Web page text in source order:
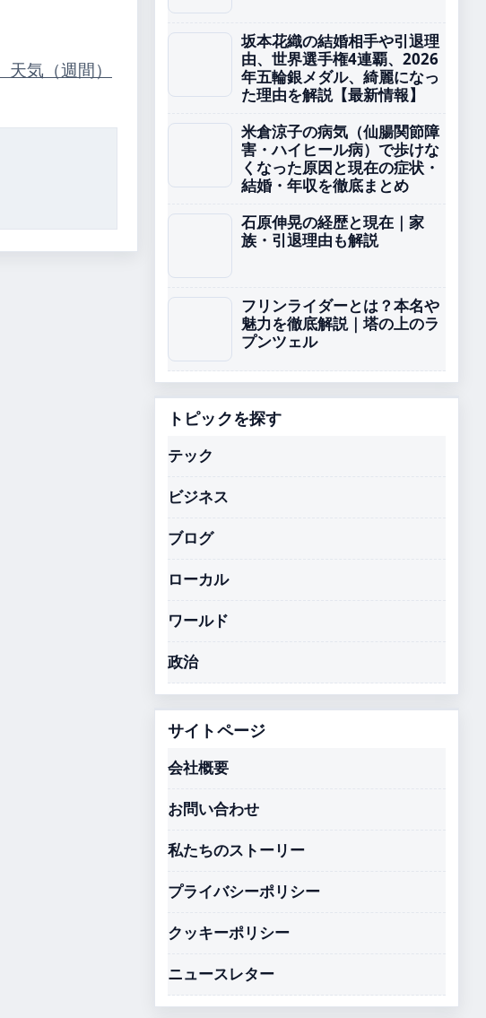
天気（週間）
坂本花織の結婚相手や引退理
由、世界選手権4連覇、2026
年五輪銀メダル、綺麗になっ
た理由を解説【最新情報】
米倉涼子の病気（仙腸関節障
害・ハイヒール病）で歩けな
くなった原因と現在の症状・
結婚・年収を徹底まとめ
石原伸晃の経歴と現在｜家
族・引退理由も解説
フリンライダーとは？本名や
魅力を徹底解説｜塔の上のラ
プンツェル
トピックを探す
テック
ビジネス
ブログ
ローカル
ワールド
政治
サイトページ
会社概要
お問い合わせ
私たちのストーリー
プライバシーポリシー
クッキーポリシー
ニュースレター